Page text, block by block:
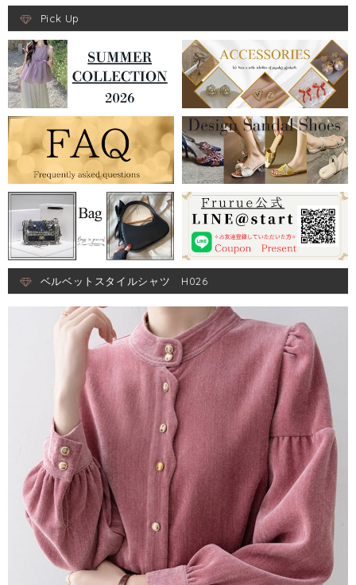
Pick Up
ベルベットスタイルシャツ H026